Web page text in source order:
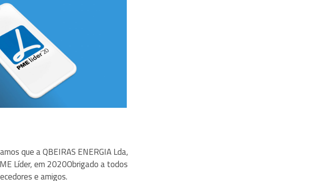
que a QBEIRAS ENERGIA Lda,
Líder, em 2020Obrigado a todos
e amigos.